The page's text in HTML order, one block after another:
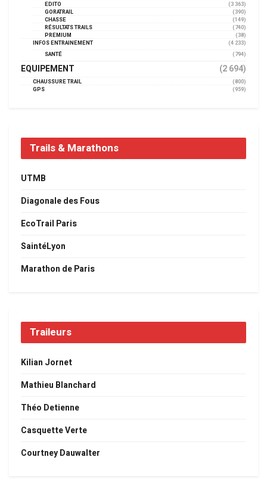
EDITO
(3 363)
GORATRAIL
(390)
CHASSE
(149)
RÉSULTATS TRAILS
(740)
PREMIUM
(38)
INFOS ENTRAINEMENT
(4 233)
SANTÉ
(794)
EQUIPEMENT (2 694)
CHAUSSURE TRAIL
(800)
GPS
(959)
Trails & Marathons
UTMB
Diagonale des Fous
EcoTrail Paris
SaintéLyon
Marathon de Paris
Traileurs
Kilian Jornet
Mathieu Blanchard
Théo Detienne
Casquette Verte
Courtney Dauwalter